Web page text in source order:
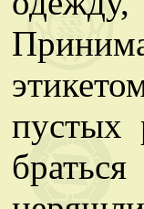
пустых